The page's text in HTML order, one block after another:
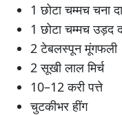
1 छोटा चम्मच चना
1 छोटा चम्मच उड़द
2 टेबलस्पून मूंगफली
2 सूखी लाल मिर्च
10–12 करी पत्ते
चुटकीभर हींग